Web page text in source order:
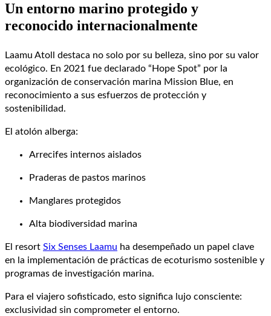
Un entorno marino protegido y
reconocido internacionalmente
Laamu Atoll destaca no solo por su belleza, sino por su valor
ecológico. En 2021 fue declarado “Hope Spot” por la
organización de conservación marina Mission Blue, en
reconocimiento a sus esfuerzos de protección y
sostenibilidad.
El atolón alberga:
Arrecifes internos aislados
Praderas de pastos marinos
Manglares protegidos
Alta biodiversidad marina
El resort Six Senses Laamu ha desempeñado un papel clave
en la implementación de prácticas de ecoturismo sostenible y
programas de investigación marina.
Para el viajero sofisticado, esto significa lujo consciente:
exclusividad sin comprometer el entorno.